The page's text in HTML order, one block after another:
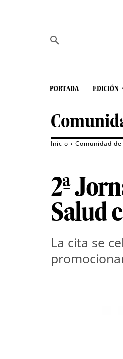
PORTADA EDICIÓN
Inicio Comunidad
2ª
Salud
La cita se